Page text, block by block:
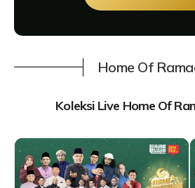
Home Of
Koleksi Live Home Of